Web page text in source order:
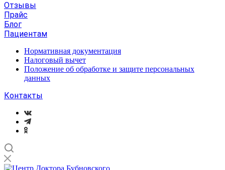
Отзывы
Прайс
Блог
Пациентам
Нормативная документация
Налоговый вычет
Положение об обработке и защите персональных
данных
Контакты